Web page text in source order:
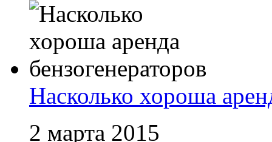
Насколько хороша
2 марта 2015